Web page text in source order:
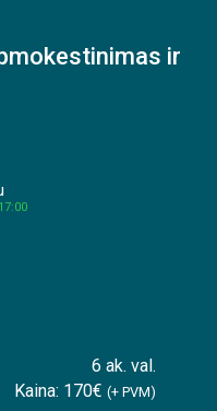
ir
6 ak. val.
Kaina: 170€ (+ PVM)